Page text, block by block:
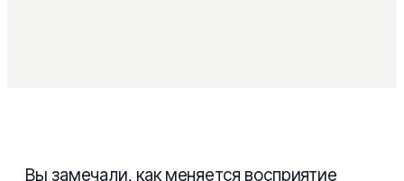
Вы замечали, как меняется восприятие